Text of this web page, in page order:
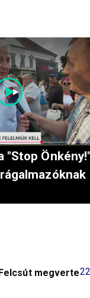
"Stop Önkény!"
megverte